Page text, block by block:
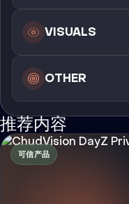
VISUALS
OTHER
推荐内容
可信产品